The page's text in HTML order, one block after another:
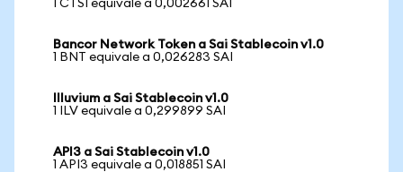
1 CTSI equivale a 0,002661 SAI
Bancor Network Token a Sai Stablecoin v1.0
1 BNT equivale a 0,026283 SAI
Illuvium a Sai Stablecoin v1.0
1 ILV equivale a 0,299899 SAI
API3 a Sai Stablecoin v1.0
1 API3 equivale a 0,018851 SAI